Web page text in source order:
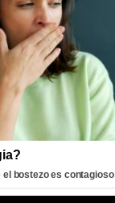
bostezo es contagioso